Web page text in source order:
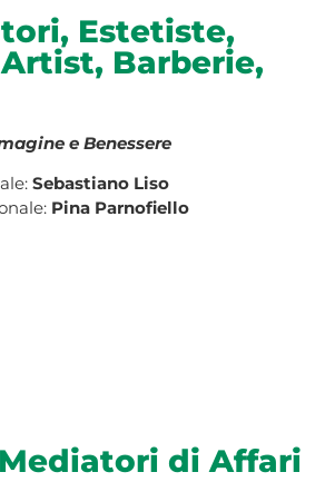
Estetiste,
Barberie,
e Benessere
Sebastiano Liso
Pina Parnofiello
di Affari